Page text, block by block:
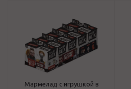
Мармелад с игрушкой в